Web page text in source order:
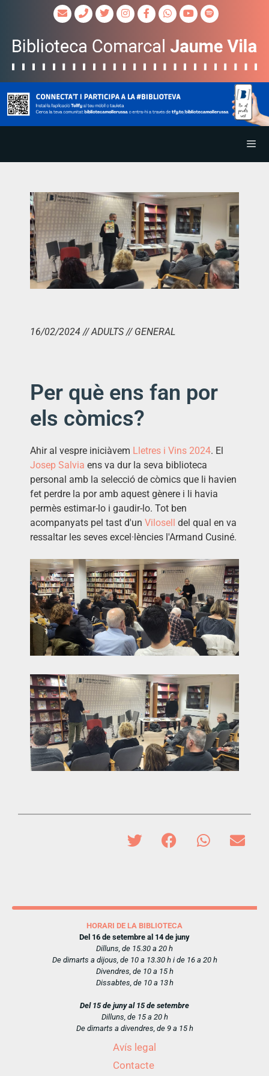
16/02/2024 // ADULTS // GENERAL
Per què ens fan por
els còmics?
Ahir al vespre iniciàvem Lletres i Vins 2024. El
Josep Salvia ens va dur la seva biblioteca
personal amb la selecció de còmics que li havien
fet perdre la por amb aquest gènere i li havia
permès estimar-lo i gaudir-lo. Tot ben
acompanyats pel tast d'un Vilosell
del qual en va
ressaltar les seves excel·lències l'Armand Cusiné.
HORARI DE LA BIBLIOTECA
Del 16 de setembre al 14 de juny
Dilluns, de 15.30 a 20 h
De dimarts a dijous, de 10 a 13.30 h i de 16 a 20 h
Divendres, de 10 a 15 h
Dissabtes, de 10 a 13 h
Del 15 de juny al 15 de setembre
Dilluns, de 15 a 20 h
De dimarts a divendres, de 9 a 15 h
Avís legal
Contacte